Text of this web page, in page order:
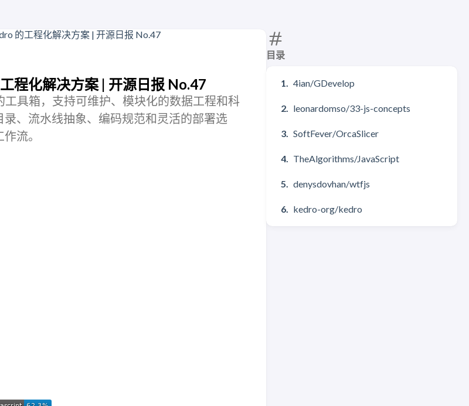
目录
4ian/GDevelop
leonardomso/33-js-concepts
SoftFever/OrcaSlicer
TheAlgorithms/JavaScript
denysdovhan/wtfjs
kedro-org/kedro
程化解决方案 | 开源日报 No.47
具箱，支持可维护、模块化的数据工程和科
、流水线抽象、编码规范和灵活的部署选
流。